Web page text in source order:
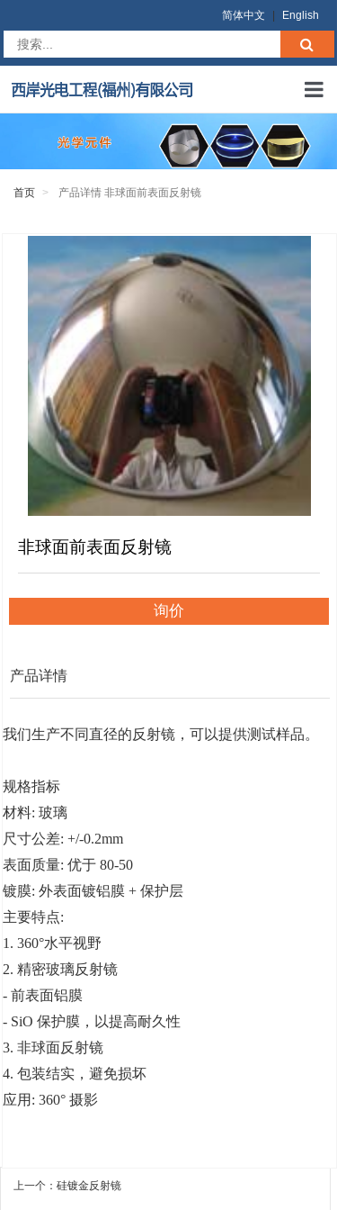
简体中文 English
关于
首页 产品详情 非球面前表面反射镜
我们生产不同直径的反射镜，可以提供测试样品。
规格指标
材料: 玻璃
尺寸公差: +/-0.2mm
表面质量: 优于 80-50
镀膜: 外表面镀铝膜 + 保护层
主要特点:
1. 360°水平视野
2. 精密玻璃反射镜
- 前表面铝膜
- SiO 保护膜，以提高耐久性
3. 非球面反射镜
4. 包装结实，避免损坏
应用: 360° 摄影
产品详情
询价
非球面前表面反射镜
上一个：硅镀金反射镜